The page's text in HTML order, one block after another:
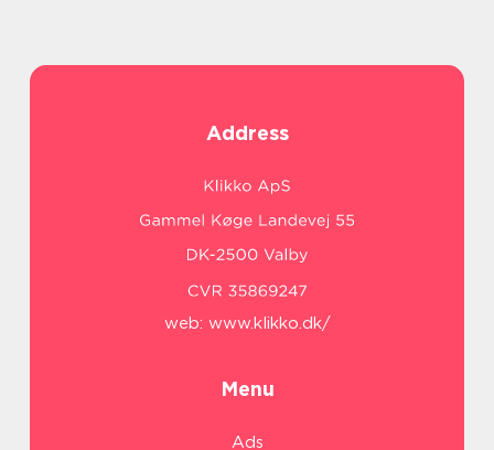
Address
web: www.klikko.dk/
Menu
Ads